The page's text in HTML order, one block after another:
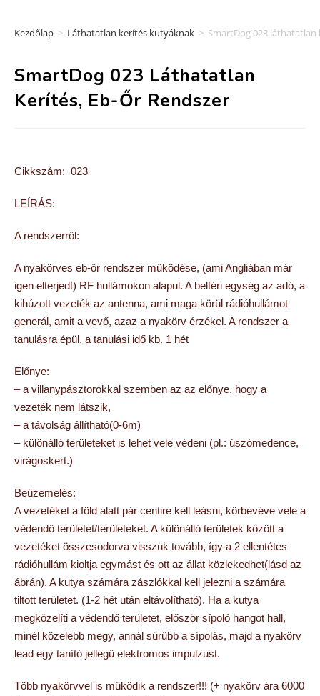
Kezdőlap > Láthatatlan kerítés kutyáknak > SmartDog 023
SmartDog 023 Láthatatlan
Kerítés, Eb-Őr Rendszer
Cikkszám: 023
LEÍRÁS:
A rendszerről:
A nyakörves eb-őr rendszer működése, (ami Angliában már
igen elterjedt) RF hullámokon alapul. A beltéri egység az adó, a
kihúzott vezeték az antenna, ami maga körül rádióhullámot
generál, amit a vevő, azaz a nyakörv érzékel. A rendszer a
tanulásra épül, a tanulási idő kb. 1 hét
Előnye:
– a villanypásztorokkal szemben az az előnye, hogy a
vezeték nem látszik,
– a távolság állítható(0-6m)
– különálló területeket is lehet vele védeni (pl.: úszómedence,
virágoskert.)
Beüzemelés:
A vezetéket a föld alatt pár centire kell leásni, körbevéve vele a
védendő területet/területeket. A különálló területek között a
vezetéket összesodorva visszük tovább, így a 2 ellentétes
rádióhullám kioltja egymást és ott az állat közlekedhet(lásd az
ábrán). A kutya számára zászlókkal kell jelezni a számára
tiltott területet. (1-2 hét után eltávolítható). Ha a kutya
megközelíti a védendő területet, először sípoló hangot hall,
minél közelebb megy, annál sűrűbb a sípolás, majd a nyakörv
lead egy tanító jellegű elektromos impulzust.
Több nyakörvvel is működik a rendszer!!! (+ nyakörv ára 6000